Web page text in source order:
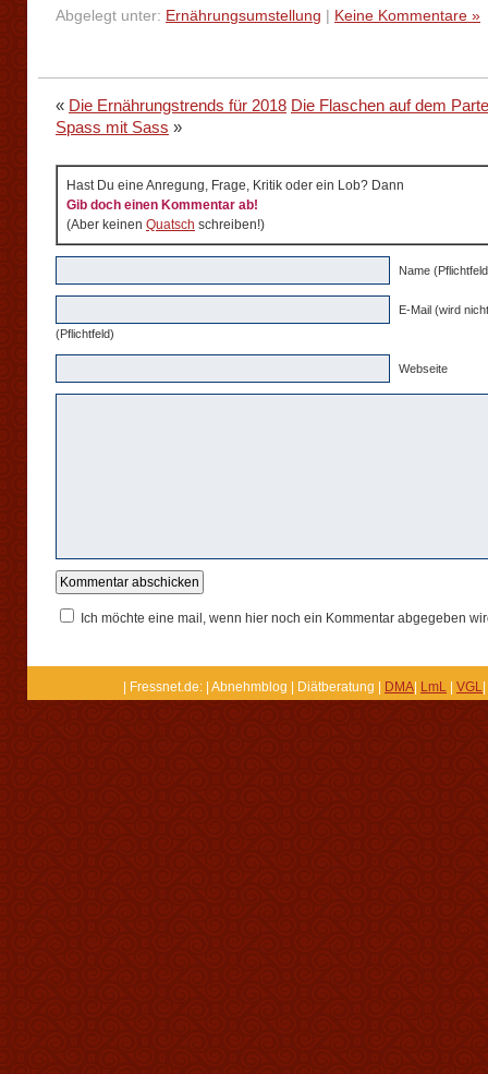
Abgelegt unter: Ernährungsumstellung Keine Kommentare »
« Die Ernährungstrends für 2018 Die Flaschen auf dem
Spass mit Sass »
Hast Du eine Anregung, Frage, Kritik oder ein Lob? Dann
Gib doch einen Kommentar ab!
(Aber keinen Quatsch schreiben!)
Name
E-Mail (wird
(Pflichtfeld)
Webseite
Ich möchte eine mail, wenn hier noch ein Kommentar abgegeben
| Fressnet.de: | Abnehmblog | Diätberatung | DMA LmL VGL